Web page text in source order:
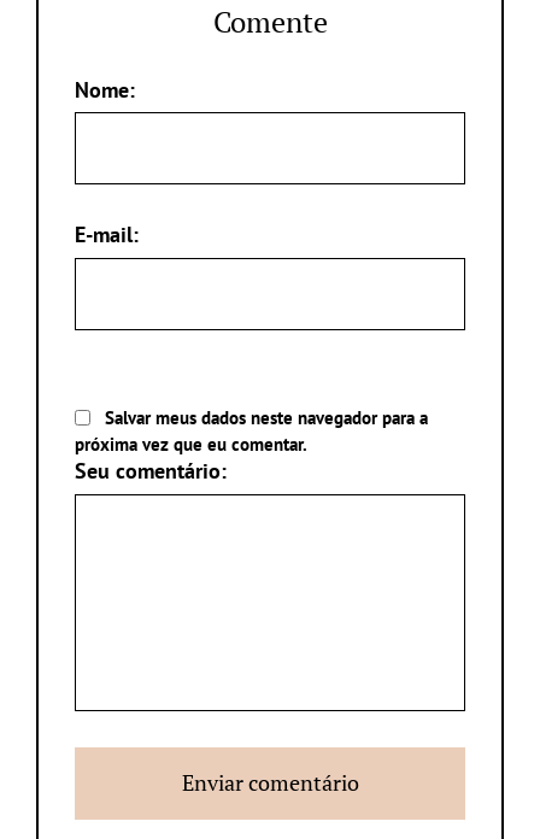
Comente
Nome:
E-mail:
Salvar meus dados neste navegador para a
próxima vez que eu comentar.
Seu comentário: